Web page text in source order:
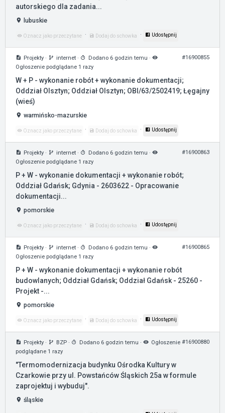
autorskiego dla zadania...
lubuskie
Oznacz jako przeczytane · Dodaj do schowka · Udostępnij
Projekty · internet · Dodano 6 godzin temu ·
Ogłoszenie podglądane 1 razy
#16900855
W + P - wykonanie robót + wykonanie dokumentacji;
Oddział Olsztyn; Oddział Olsztyn; OBI/63/2502419; Łęgajny
(wieś)
warmińsko-mazurskie
Oznacz jako przeczytane · Dodaj do schowka · Udostępnij
Projekty · internet · Dodano 6 godzin temu ·
Ogłoszenie podglądane 1 razy
#16900863
P + W - wykonanie dokumentacji + wykonanie robót;
Oddział Gdańsk; Gdynia - 2603622 - Opracowanie
dokumentacji...
pomorskie
Oznacz jako przeczytane · Dodaj do schowka · Udostępnij
Projekty · internet · Dodano 6 godzin temu ·
Ogłoszenie podglądane 1 razy
#16900865
P + W - wykonanie dokumentacji + wykonanie robót
budowlanych; Oddział Gdańsk; Oddział Gdańsk - 25260 -
Projekt -...
pomorskie
Oznacz jako przeczytane · Dodaj do schowka · Udostępnij
Projekty · BZP · Dodano 6 godzin temu ·
Ogłoszenie
podglądane 1 razy
#16900880
"Termomodernizacja budynku Ośrodka Kultury w
Czarkowie przy ul. Powstańców Śląskich 25a w formule
zaprojektuj i wybuduj".
śląskie